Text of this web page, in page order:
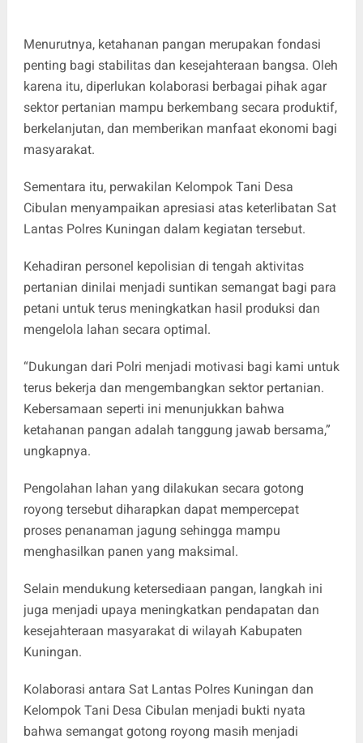
Menurutnya, ketahanan pangan merupakan fondasi
penting bagi stabilitas dan kesejahteraan bangsa. Oleh
karena itu, diperlukan kolaborasi berbagai pihak agar
sektor pertanian mampu berkembang secara produktif,
berkelanjutan, dan memberikan manfaat ekonomi bagi
masyarakat.
Sementara itu, perwakilan Kelompok Tani Desa
Cibulan menyampaikan apresiasi atas keterlibatan Sat
Lantas Polres Kuningan dalam kegiatan tersebut.
Kehadiran personel kepolisian di tengah aktivitas
pertanian dinilai menjadi suntikan semangat bagi para
petani untuk terus meningkatkan hasil produksi dan
mengelola lahan secara optimal.
“Dukungan dari Polri menjadi motivasi bagi kami untuk
terus bekerja dan mengembangkan sektor pertanian.
Kebersamaan seperti ini menunjukkan bahwa
ketahanan pangan adalah tanggung jawab bersama,”
ungkapnya.
Pengolahan lahan yang dilakukan secara gotong
royong tersebut diharapkan dapat mempercepat
proses penanaman jagung sehingga mampu
menghasilkan panen yang maksimal.
Selain mendukung ketersediaan pangan, langkah ini
juga menjadi upaya meningkatkan pendapatan dan
kesejahteraan masyarakat di wilayah Kabupaten
Kuningan.
Kolaborasi antara Sat Lantas Polres Kuningan dan
Kelompok Tani Desa Cibulan menjadi bukti nyata
bahwa semangat gotong royong masih menjadi